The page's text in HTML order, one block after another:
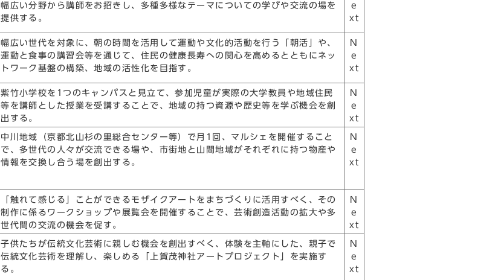
幅広い分野から講師をお招きし、多種多様なテーマについての学びや交流の場を
提供する。
e
xt
幅広い世代を対象に、朝の時間を活用して運動や文化的活動を行う「朝活」や、
運動と食事の講習会等を通じて、住民の健康長寿への関心を高めるとともにネッ
トワーク基盤の構築、地域の活性化を目指す。
N
e
xt
紫竹小学校を1つのキャンパスと見立て、参加児童が実際の大学教員や地域住民
等を講師とした授業を受講することで、地域の持つ資源や歴史等を学ぶ機会を創
出する。
N
e
xt
中川地域（京都北山杉の里総合センター等）で月1回、マルシェを開催すること
で、多世代の人々が交流できる場や、市街地と山間地域がそれぞれに持つ物産や
情報を交換し合う場を創出する。
N
e
xt
「触れて感じる」ことができるモザイクアートをまちづくりに活用すべく、その
制作に係るワークショップや展覧会を開催することで、芸術創造活動の拡大や多
世代間の交流の機会を促す。
N
e
xt
子供たちが伝統文化芸術に親しむ機会を創出すべく、体験を主軸にした、親子で
伝統文化芸術を理解し、楽しめる「上賀茂神社アートプロジェクト」を実施す
る。
N
e
xt